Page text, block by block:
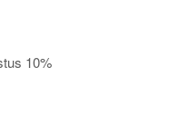
10%